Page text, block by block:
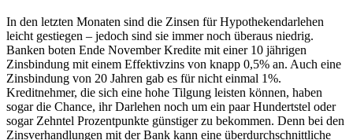
In den letzten Monaten sind die Zinsen für Hypothekendarlehen
leicht gestiegen – jedoch sind sie immer noch überaus niedrig.
Banken boten Ende November Kredite mit einer 10 jährigen
Zinsbindung mit einem Effektivzins von knapp 0,5% an. Auch eine
Zinsbindung von 20 Jahren gab es für nicht einmal 1%.
Kreditnehmer, die sich eine hohe Tilgung leisten können, haben
sogar die Chance, ihr Darlehen noch um ein paar Hundertstel oder
sogar Zehntel Prozentpunkte günstiger zu bekommen. Denn bei den
Zinsverhandlungen mit der Bank kann eine überdurchschnittliche